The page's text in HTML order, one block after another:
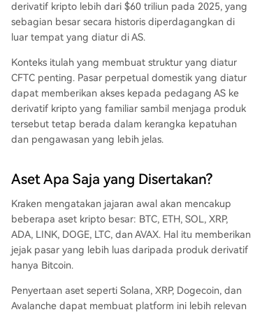
derivatif kripto lebih dari $60 triliun pada 2025, yang
sebagian besar secara historis diperdagangkan di
luar tempat yang diatur di AS.
Konteks itulah yang membuat struktur yang diatur
CFTC penting. Pasar perpetual domestik yang diatur
dapat memberikan akses kepada pedagang AS ke
derivatif kripto yang familiar sambil menjaga produk
tersebut tetap berada dalam kerangka kepatuhan
dan pengawasan yang lebih jelas.
Aset Apa Saja yang Disertakan?
Kraken mengatakan jajaran awal akan mencakup
beberapa aset kripto besar: BTC, ETH, SOL, XRP,
ADA, LINK, DOGE, LTC, dan AVAX. Hal itu memberikan
jejak pasar yang lebih luas daripada produk derivatif
hanya Bitcoin.
Penyertaan aset seperti Solana, XRP, Dogecoin, dan
Avalanche dapat membuat platform ini lebih relevan